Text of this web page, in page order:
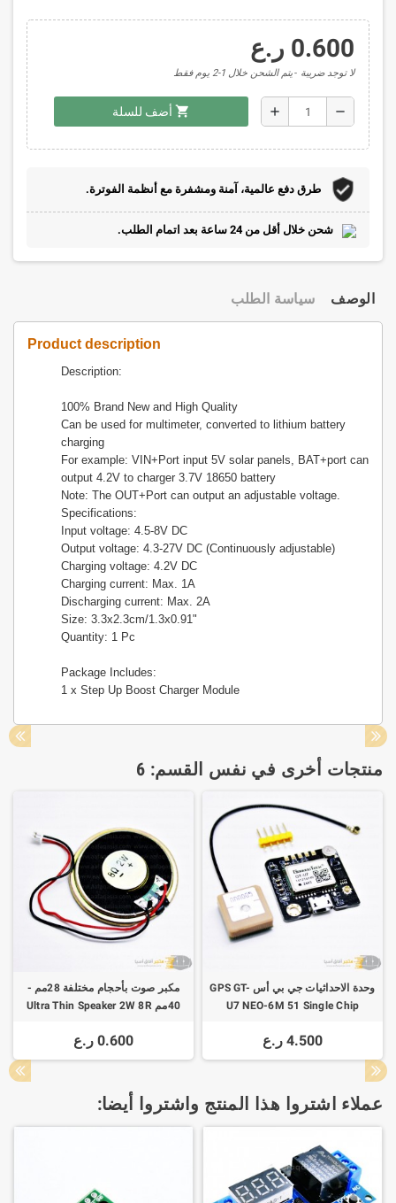
0.600 ر.ع
لا توجد ضريبة يتم الشحن خلال 1-2 يوم فقط
remove
add
shopping_cart أضف للسلة
طرق دفع عالمية، آمنة ومشفرة مع أنظمة الفوترة.
شحن خلال أقل من 24 ساعة بعد اتمام الطلب.
الوصف سياسة الطلب
Product description
Description:
100% Brand New and High Quality
Can be used for multimeter, converted to lithium battery
charging
For example: VIN+Port input 5V solar panels, BAT+port can
output 4.2V to charger 3.7V 18650 battery
Note: The OUT+Port can output an adjustable voltage.
Specifications:
Input voltage: 4.5-8V DC
Output voltage: 4.3-27V DC (Continuously adjustable)
Charging voltage: 4.2V DC
Charging current: Max. 1A
Discharging current: Max. 2A
Size: 3.3x2.3cm/1.3x0.91"
Quantity: 1 Pc
Package Includes:
1 x Step Up Boost Charger Module
منتجات أخرى في نفس القسم: 6
وحدة الاحداثيات جي بي أس GPS GT-
U7 NEO-6M 51 Single Chip
4.500 ر.ع
مكبر صوت بأحجام مختلفة 28مم -
40مم Ultra Thin Speaker 2W 8R
0.600 ر.ع
عملاء اشتروا هذا المنتج واشتروا أيضا: